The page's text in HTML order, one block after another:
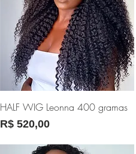
Visualização rápida
HALF WIG Leonna 400 gramas
Preço
R$ 520,00